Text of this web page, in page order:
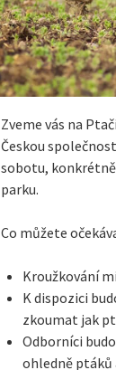
Zveme vás na
Českou
sobotu, konkrétně
parku.
Co můžete
Kroužkování
K dispozici
zkoumat jak
Odborníci
ohledně ptáků